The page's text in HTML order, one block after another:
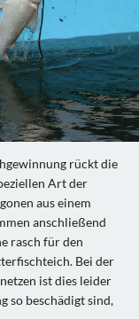
rückt die
Art der
aus einem
anschließend
rasch für den
Bei der
ist dies leider
so beschädigt sind,